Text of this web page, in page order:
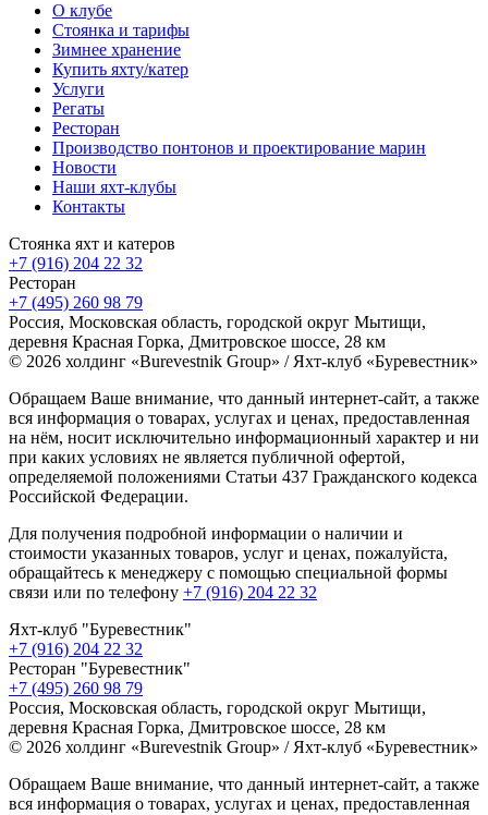
О клубе
Стоянка и тарифы
Зимнее хранение
Купить яхту/катер
Услуги
Регаты
Ресторан
Производство понтонов и проектирование марин
Новости
Наши яхт-клубы
Контакты
Стоянка яхт и катеров
+7 (916) 204 22 32
Ресторан
+7 (495) 260 98 79
Россия, Московская область, городской округ Мытищи,
деревня Красная Горка, Дмитровское шоссе, 28 км
© 2026 холдинг «Burevestnik Group» / Яхт-клуб «Буревестник»
Обращаем Ваше внимание, что данный интернет-сайт, а также
вся информация о товарах, услугах и ценах, предоставленная
на нём, носит исключительно информационный характер и ни
при каких условиях не является публичной офертой,
определяемой положениями Статьи 437 Гражданского кодекса
Российской Федерации.
Для получения подробной информации о наличии и
стоимости указанных товаров, услуг и ценах, пожалуйста,
обращайтесь к менеджеру с помощью специальной формы
связи или по телефону +7 (916) 204 22 32
Яхт-клуб "Буревестник"
+7 (916) 204 22 32
Ресторан "Буревестник"
+7 (495) 260 98 79
Россия, Московская область, городской округ Мытищи,
деревня Красная Горка, Дмитровское шоссе, 28 км
© 2026 холдинг «Burevestnik Group» / Яхт-клуб «Буревестник»
Обращаем Ваше внимание, что данный интернет-сайт, а также
вся информация о товарах, услугах и ценах, предоставленная